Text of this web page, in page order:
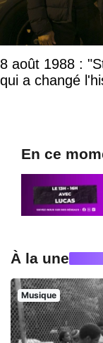
8 août 1988 :
qui a changé
En ce
À la une
Musique